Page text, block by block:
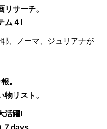
サーチ。
ム４!
、ノーマ、ジュリアナが
。
物リスト。
活躍!
days。